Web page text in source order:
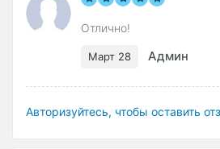
Отлично!
Март 28 Админ
Авторизуйтесь, чтобы оставить